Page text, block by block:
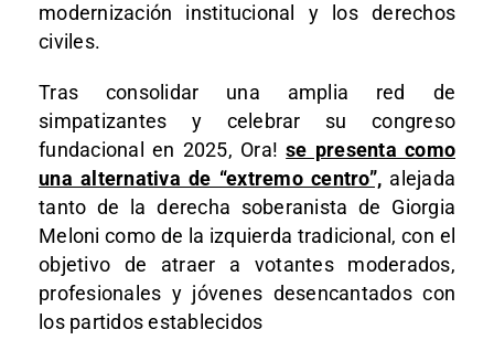
modernización institucional y los derechos
civiles.
Tras consolidar una amplia red de
simpatizantes y celebrar su congreso
fundacional en 2025, Ora!se presenta como
una alternativa de “extremo centro”, alejada
tanto de la derecha soberanista de Giorgia
Meloni como de la izquierda tradicional, con el
objetivo de atraer a votantes moderados,
profesionales y jóvenes desencantados con
los partidos establecidos